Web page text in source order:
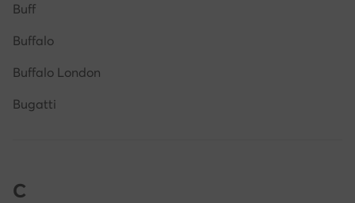
Buff
Buffalo
Buffalo London
Bugatti
C